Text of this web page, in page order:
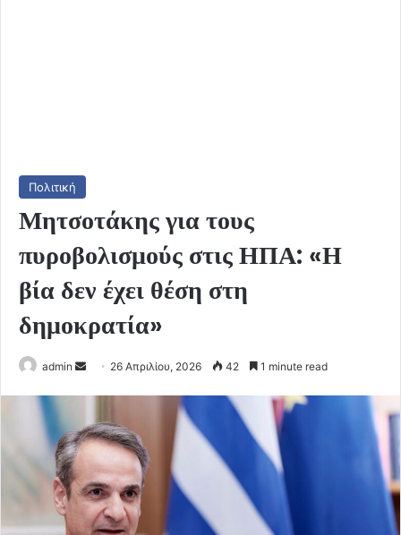
Πολιτική
Μητσοτάκης για τους
πυροβολισμούς στις ΗΠΑ: «Η
βία δεν έχει θέση στη
δημοκρατία»
admin
Send 26 Απριλίου, 2026 42 1 minute read